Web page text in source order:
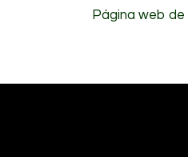
Página web de